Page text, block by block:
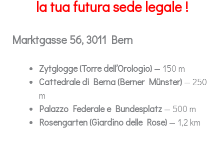
la tua futura sede legale !
Marktgasse 56, 3011 Bern
Zytglogge (Torre dell’Orologio) — 150 m
Cattedrale di Berna (Berner Münster) — 250
m
Palazzo Federale e Bundesplatz — 500 m
Rosengarten (Giardino delle Rose) — 1,2 km